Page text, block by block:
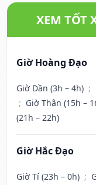
XEM TỐT
Giờ Hoàng Đạo
Giờ Dần (3h – 4h) ;
; Giờ Thân (15h –
(21h – 22h)
Giờ Hắc Đạo
Giờ Tí (23h – 0h) ;